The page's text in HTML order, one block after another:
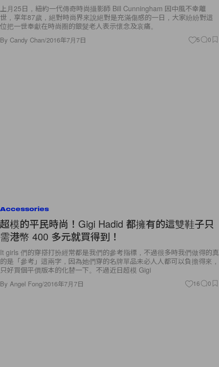
上月25日，紐約一代傳奇時尚攝影師 Bill Cunningham 因中風不幸離
世，享年87歲，絕對時尚界來說絕對是充滿傷感的一日，大家紛紛對這
位把一世奉獻在時尚圈的銀髮老人表示懷念及哀痛。
By Candy Chan/2016年7月7日 5 0
Accessories
超模的平民時尚！Gigi Hadid 都擁有的這雙鞋子只
需港幣 400 多元就買得到！
It girls 們的穿搭打扮經常都是我們的參考指標，不過很多時我們做得的真
的是「參考」這兩字，因為她們穿的名牌單品未必人人都可以負擔得來，
只好買個平價版本的化替一下。不過近日超模 Gigi
By Angel Fong/2016年7月7日 16 0